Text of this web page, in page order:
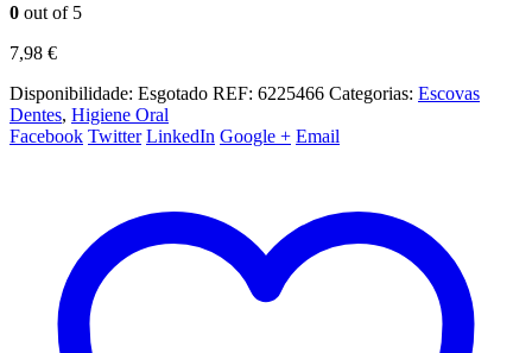
0 out of 5
7,98 €
Disponibilidade: Esgotado REF: 6225466 Categorias: Escovas
Dentes, Higiene Oral
Facebook Twitter LinkedIn Google + Email